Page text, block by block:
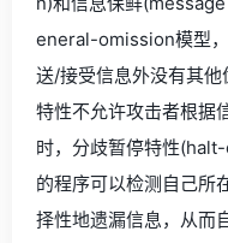
eneral-omission模型
送/接受信息外没有其
特性不允许攻击者根据
时，分歧暂停特性
的程序可以检测自己所
择性地遗漏信息，从而